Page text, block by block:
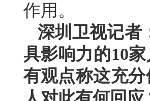
作用。
深圳卫视记者
具影响力的10
有观点称这充